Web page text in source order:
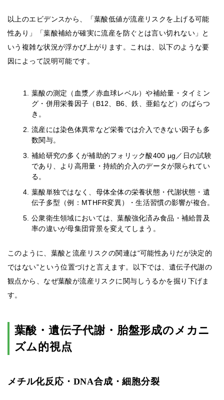
以上のエビデンスから、「葉酸低値が流産リスクを上げる可能
性あり」「葉酸補給が確実に流産を防ぐとは言い切れない」と
いう複雑な状況が浮かび上がります。これは、以下のような要
因によって説明可能です。
葉酸の測定（血漿／赤血球レベル）や補給量・タイミン
グ・併用栄養因子（B12、B6、鉄、亜鉛など）のばらつ
き。
流産には染色体異常など栄養では介入できない因子も多
数関与。
補給研究の多くが補助的フォリック酸400 µg／日の試験
であり、より高用量・持続的介入のデータが限られてい
る。
葉酸単独ではなく、母体全体の栄養状態・代謝状態・遺
伝子多型（例：MTHFR変異）・生活習慣の影響が複合。
公衆衛生領域においては、葉酸強化済み食品・補給普及
率の違いが母集団背景を変えてしまう。
このように、葉酸と流産リスクの関連は“可能性ありだが決定的
ではない”という位置づけと言えます。以下では、遺伝子代謝の
観点から、なぜ葉酸が流産リスクに関与しうるかを掘り下げま
す。
葉酸・遺伝子代謝・胎盤形成のメカニ
ズム的視点
メチル化反応・DNA合成・細胞分裂